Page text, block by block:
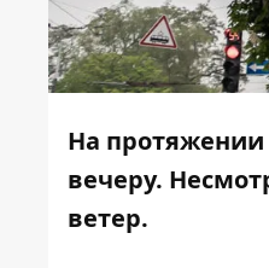
На протяжении
вечеру.
ветер.